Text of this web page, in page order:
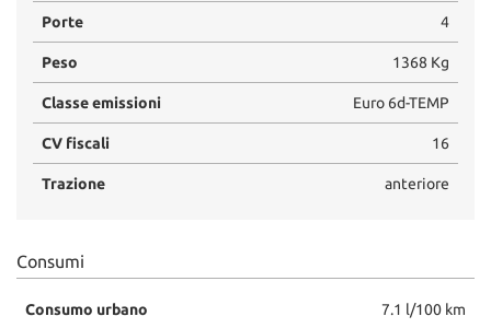
Porte 4
Peso 1368 Kg
Classe emissioni Euro 6d-TEMP
CV fiscali 16
Trazione anteriore
Consumi
Consumo urbano 7.1 l/100 km